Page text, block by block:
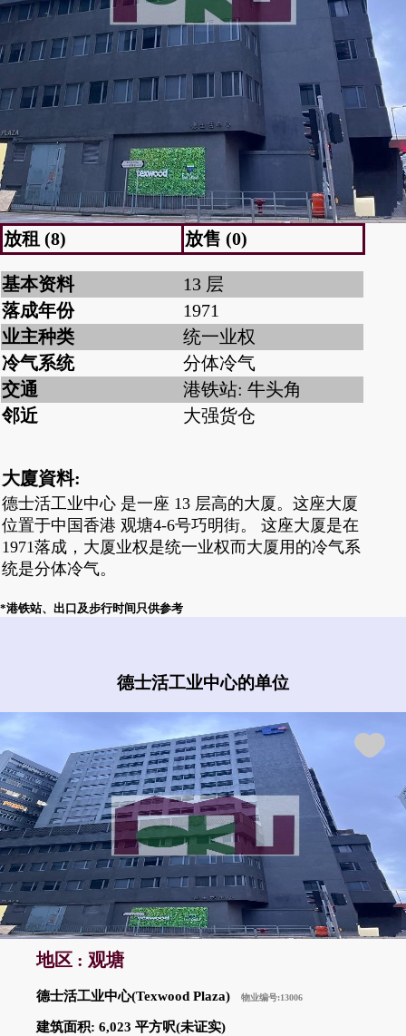
放租 (8) 放售 (0)
基本资料
13 层
落成年份
1971
业主种类
统一业权
冷气系统
分体冷气
交通
港铁站: 牛头角
邻近
大强货仓
大廈資料:
德士活工业中心 是一座 13 层高的大厦。这座大厦
位置于中国香港 观塘4-6号巧明街。 这座大厦是在
1971落成，大厦业权是统一业权而大厦用的冷气系
统是分体冷气。
*港铁站、出口及步行时间只供参考
德士活工业中心的单位
地区 : 观塘
德士活工业中心(Texwood Plaza) 物业编号:13006
建筑面积: 6,023 平方呎(未证实)